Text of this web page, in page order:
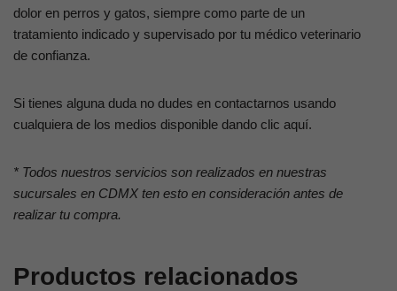
dolor en perros y gatos, siempre como parte de un
tratamiento indicado y supervisado por tu médico veterinario
de confianza.
Si tienes alguna duda no dudes en contactarnos usando
cualquiera de los medios disponible dando clic aquí.
* Todos nuestros servicios son realizados en nuestras
sucursales en CDMX ten esto en consideración antes de
realizar tu compra.
Productos relacionados